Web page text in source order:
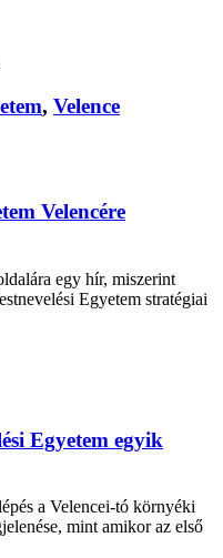
, Velence
Velencére
egy hír, miszerint
Egyetem stratégiai
Egyetem egyik
a Velencei-tó környéki
mint amikor az első